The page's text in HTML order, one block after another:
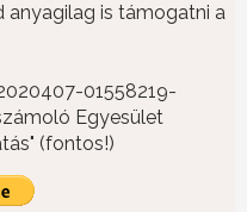
anyagilag is támogatni a
01558219-
Egyesület
(fontos!)